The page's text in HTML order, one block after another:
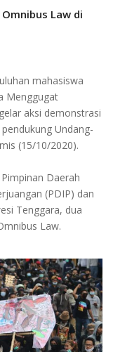
Law di
mahasiswa
Menggugat
aksi demonstrasi
Undang-
(15/10/2020).
Daerah
(PDIP) dan
Tenggara, dua
Law.